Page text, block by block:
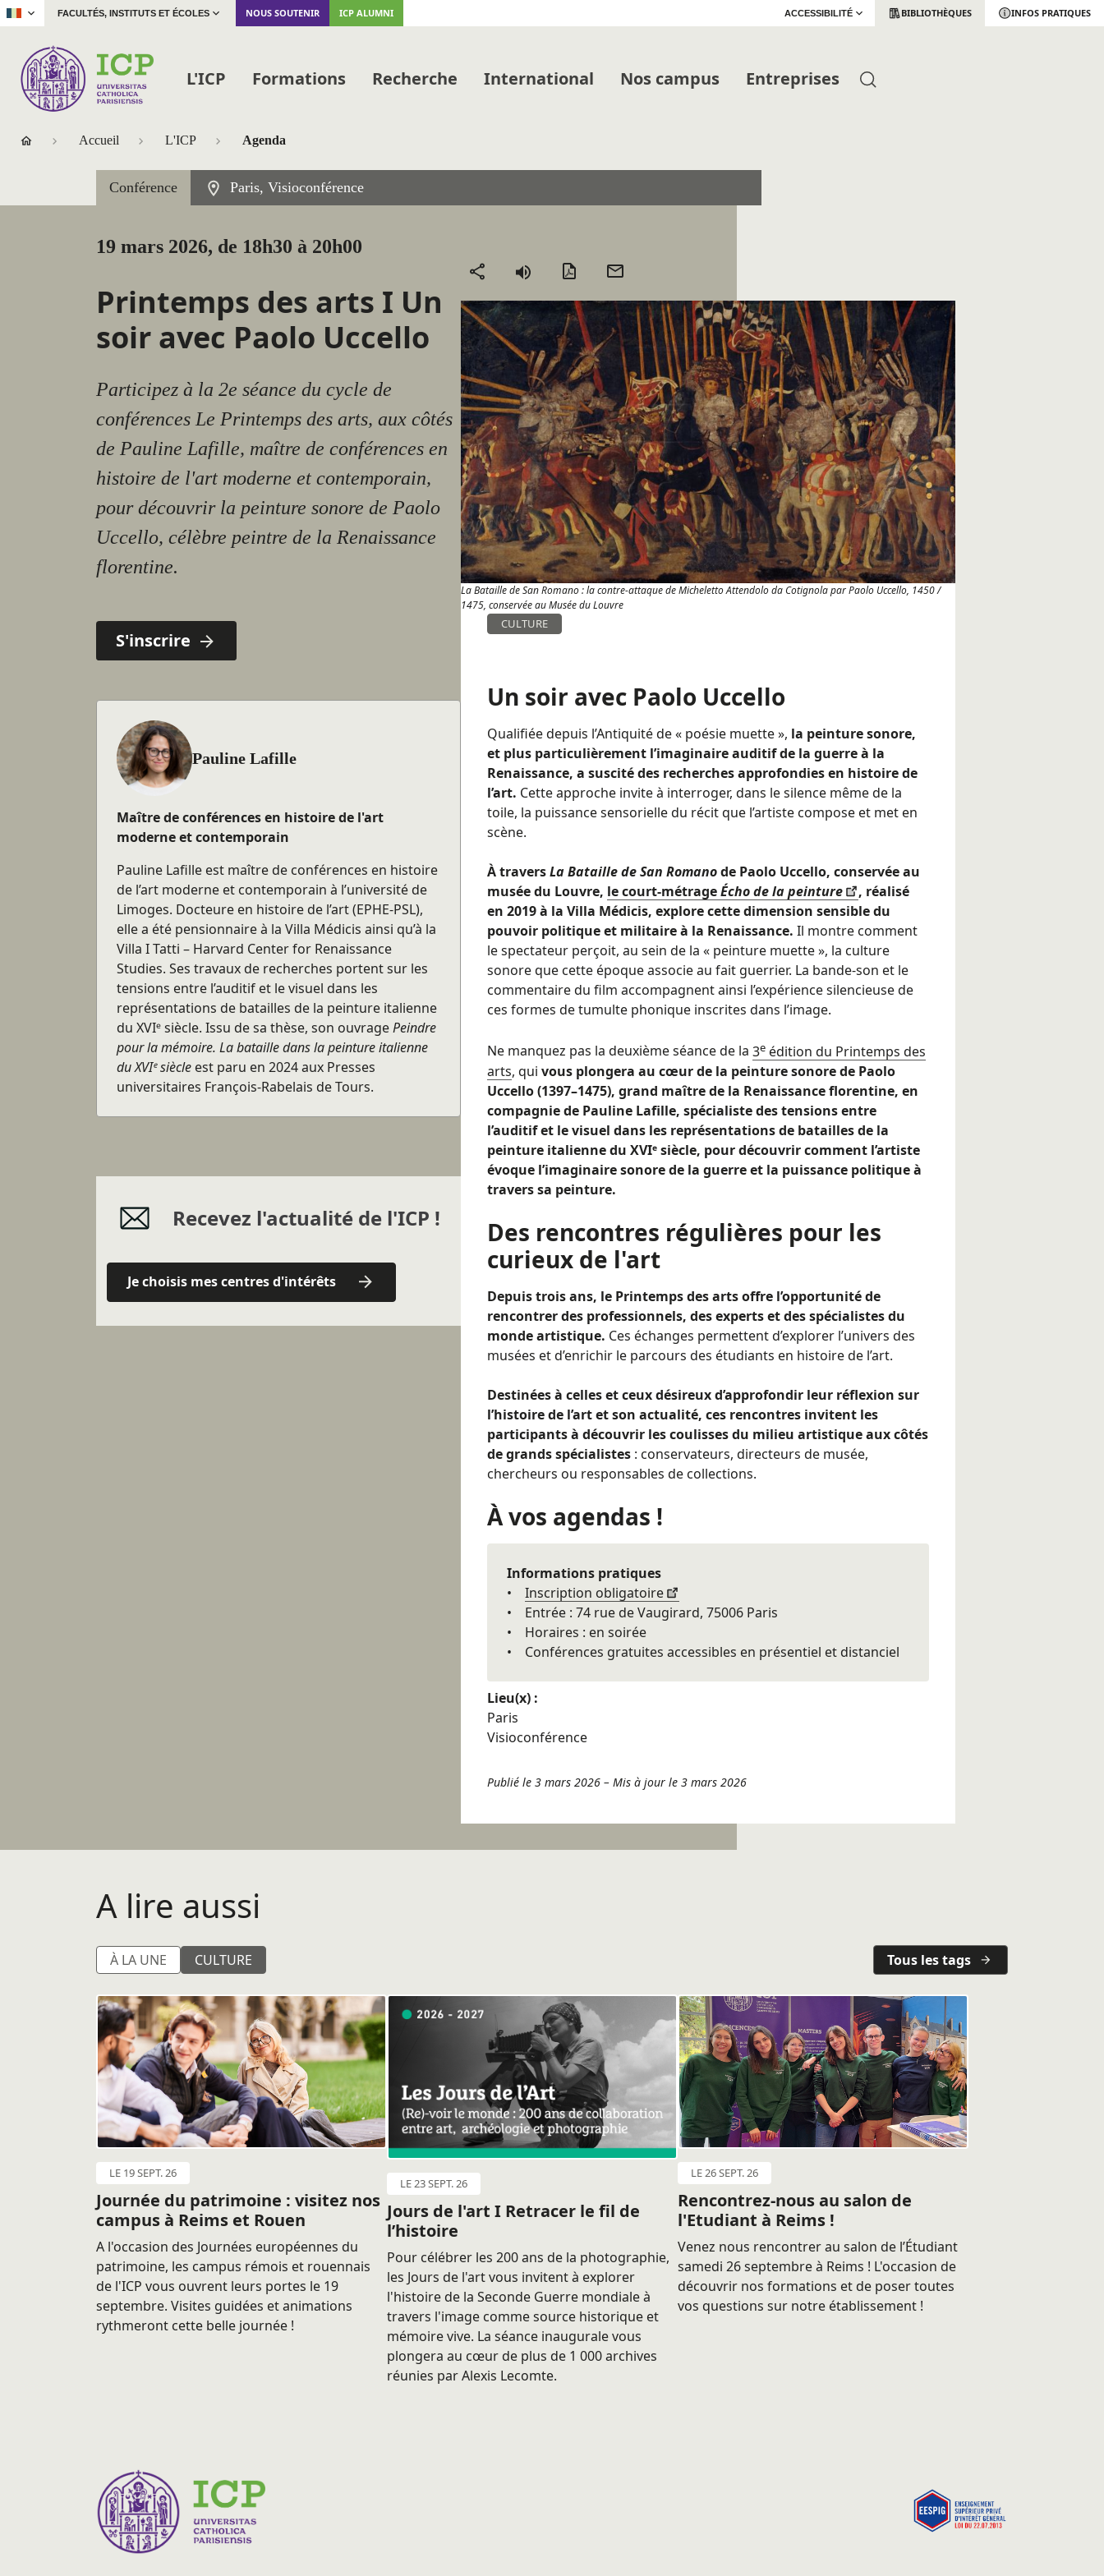
| FACULTÉS, INSTITUTS ET ÉCOLES NOUS SOUTENIR ICP ALUMNI ACCESSIBILITÉ BIBLIOTHÈQUES INFOS PRATIQUES
L'ICP Formations Recherche International Nos campus Entreprises
Accueil L'ICP Agenda
Conférence Paris, Visioconférence
19 mars 2026, de 18h30 à 20h00
Printemps des arts I Un
soir avec Paolo Uccello
Participez à la 2e séance du cycle de
conférences Le Printemps des arts, aux côtés
de Pauline Lafille, maître de conférences en
histoire de l'art moderne et contemporain,
pour découvrir la peinture sonore de Paolo
Uccello, célèbre peintre de la Renaissance
florentine.
S'inscrire
Pauline Lafille
Maître de conférences en histoire de l'art
moderne et contemporain
Pauline Lafille est maître de conférences en histoire
de l’art moderne et contemporain à l’université de
Limoges. Docteure en histoire de l’art (EPHE-PSL),
elle a été pensionnaire à la Villa Médicis ainsi qu’à la
Villa I Tatti – Harvard Center for Renaissance
Studies. Ses travaux de recherches portent sur les
tensions entre l’auditif et le visuel dans les
représentations de batailles de la peinture italienne
du XVIᵉ siècle. Issu de sa thèse, son ouvragePeindre
pour la mémoire. La bataille dans la peinture italienne
du XVIᵉ siècle est paru en 2024 aux Presses
universitaires François-Rabelais de Tours.
Recevez l'actualité de l'ICP !
Je choisis mes centres d'intérêts
Partager
Version
mail
La Bataille de San Romano : la contre-attaque de Micheletto Attendolo da Cotignola par Paolo Uccello, 1450 /
1475, conservée au Musée du Louvre
CULTURE
Un soir avec Paolo Uccello
Qualifiée depuis l’Antiquité de « poésie muette », la peinture sonore,
et plus particulièrement l’imaginaire auditif de la guerre à la
Renaissance, a suscité des recherches approfondies en histoire de
l’art. Cette approche invite à interroger, dans le silence même de la
toile, la puissance sensorielle du récit que l’artiste compose et met en
scène.
À traversLa Bataille de San Romanode Paolo Uccello, conservée au
musée du Louvre, le court-métrageÉcho de la peinture
, réalisé
en 2019 à la Villa Médicis, explore cette dimension sensible du
pouvoir politique et militaire à la Renaissance. Il montre comment
le spectateur perçoit, au sein de la « peinture muette », la culture
sonore que cette époque associe au fait guerrier. La bande-son et le
commentaire du film accompagnent ainsi l’expérience silencieuse de
ces formes de tumulte phonique inscrites dans l’image.
Ne manquez pas la deuxième séance de la 3e édition du Printemps des
arts, qui vous plongera au cœur de la peinture sonore de Paolo
Uccello (1397–1475), grand maître de la Renaissance florentine, en
compagnie de Pauline Lafille, spécialiste destensions entre
l’auditif et le visuel dans les représentations de batailles de la
peinture italienne du XVIᵉ siècle, pour découvrir comment l’artiste
évoque l’imaginaire sonore de la guerre et la puissance politique à
travers sa peinture.
Des rencontres régulières pour les
curieux de l'art
Depuis trois ans, le Printemps des arts offre l’opportunité de
rencontrer des professionnels, des experts et des spécialistes du
monde artistique. Ces échanges permettent d’explorer l’univers des
musées et d’enrichir le parcours des étudiants en histoire de l’art.
Destinées à celles et ceux désireux d’approfondir leur réflexion sur
l’histoire de l’art et son actualité, ces rencontres invitent les
participants à découvrir les coulisses du milieu artistique aux côtés
de grands spécialistes : conservateurs, directeurs de musée,
chercheurs ou responsables de collections.
Àvos agendas !
Informations pratiques
• Inscription obligatoire
• Entrée : 74 rue de Vaugirard, 75006 Paris
• Horaires : en soirée
• Conférences gratuites accessibles en présentiel et distanciel
Lieu(x) :
Paris
Visioconférence
Publié le 3 mars 2026 – Mis à jour le 3 mars 2026
A lire aussi
À LA UNE CULTURE Tous les tags
LE 19 SEPT. 26
Journée du patrimoine : visitez nos
campus à Reims et Rouen
A l'occasion des Journées européennes du
patrimoine, les campus rémois et rouennais
de l'ICP vous ouvrent leurs portes le 19
septembre. Visites guidées et animations
rythmeront cette belle journée !
LE 23 SEPT. 26
Jours de l'art I Retracer le fil de
l’histoire
Pour célébrer les 200 ans de la photographie,
les Jours de l'art vous invitent à explorer
l'histoire de la Seconde Guerre mondiale à
travers l'image comme source historique et
mémoire vive. La séance inaugurale vous
plongera au cœur de plus de 1 000 archives
réunies par Alexis Lecomte.
LE 26 SEPT. 26
Rencontrez-nous au salon de
l'Etudiant à Reims !
Venez nous rencontrer au salon de l’Étudiant
samedi 26 septembre à Reims ! L'occasion de
découvrir nos formations et de poser toutes
vos questions sur notre établissement !